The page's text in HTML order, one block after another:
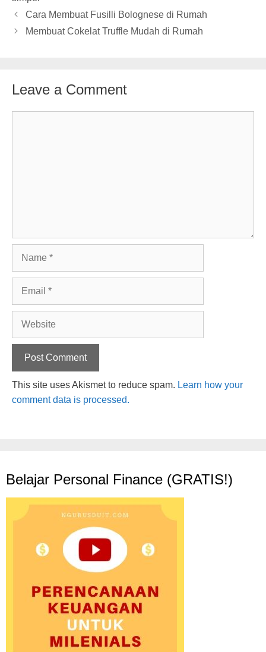
Cara Membuat Fusilli Bolognese di Rumah
Membuat Cokelat Truffle Mudah di Rumah
Leave a Comment
This site uses Akismet to reduce spam. Learn how your
comment data is processed.
Belajar Personal Finance (GRATIS!)